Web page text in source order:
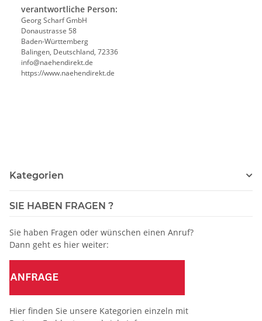
verantwortliche Person:
Georg Scharf GmbH
Donaustrasse 58
Baden-Württemberg
Balingen, Deutschland, 72336
info@naehendirekt.de
https://www.naehendirekt.de
Kategorien
SIE HABEN FRAGEN ?
Sie haben Fragen oder wünschen einen Anruf?
Dann geht es hier weiter:
Hier finden Sie unsere Kategorien einzeln mit